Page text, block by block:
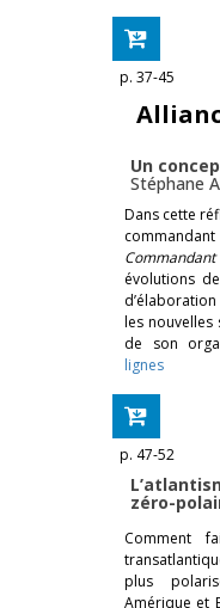
p. 37-45
Un
Stéphane
Dans cette
Commandant
évolutions
les nouvelles
de son
lignes
p. 47-52
zéro-
Comment
plus
Amérique et